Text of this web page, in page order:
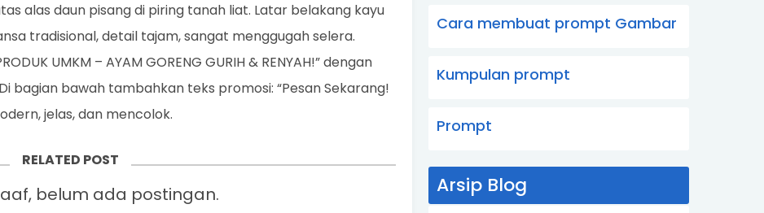
alas daun pisang di piring tanah liat. Latar belakang kayu
tradisional, detail tajam, sangat menggugah selera.
UMKM – AYAM GORENG GURIH & RENYAH!” dengan
bagian bawah tambahkan teks promosi: “Pesan Sekarang!
jelas, dan mencolok.
RELATED POST
belum ada postingan.
Cara membuat prompt Gambar
Kumpulan prompt
Prompt
Arsip Blog